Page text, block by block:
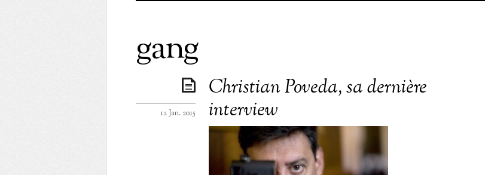
gang
Christian Poveda, sa dernière
interview
12 Jan. 2015